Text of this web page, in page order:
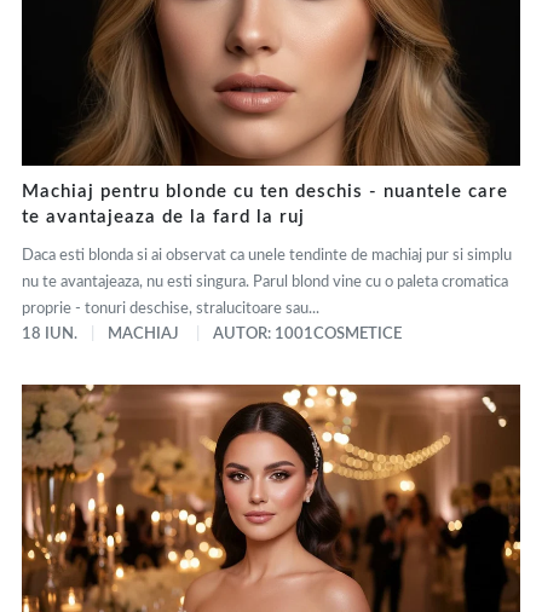
Machiaj pentru blonde cu ten deschis - nuantele care
te avantajeaza de la fard la ruj
Daca esti blonda si ai observat ca unele tendinte de machiaj pur si simplu
nu te avantajeaza, nu esti singura. Parul blond vine cu o paleta cromatica
proprie - tonuri deschise, stralucitoare sau...
18 IUN.
MACHIAJ AUTOR: 1001COSMETICE